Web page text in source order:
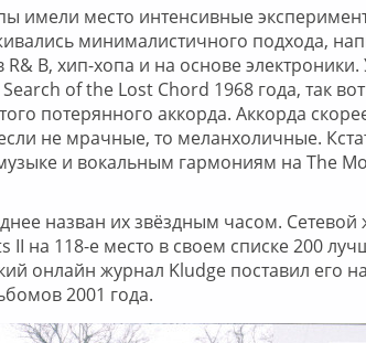
имели место интенсивные
минималистичного подхода,
B, хип-хопа и на основе
of the Lost Chord 1968 года, так
потерянного аккорда. Аккорда
не мрачные, то меланхоличные.
и вокальным гармониям на The
назван их звёздным часом. Сетевой
II на 118-е место в своем списке 200
онлайн журнал Kludge поставил его
2001 года.